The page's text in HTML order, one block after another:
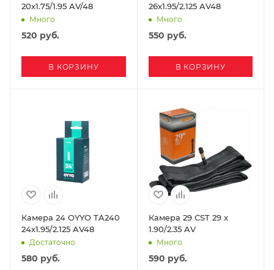
20х1.75/1.95 AV/48
Много
520 руб.
В КОРЗИНУ
26х1.95/2.125 AV48
Много
550 руб.
В КОРЗИНУ
Камера 24 OYYO TA240
24х1.95/2.125 AV48
Достаточно
580 руб.
Камера 29 CST 29 x
1.90/2.35 AV
Много
590 руб.